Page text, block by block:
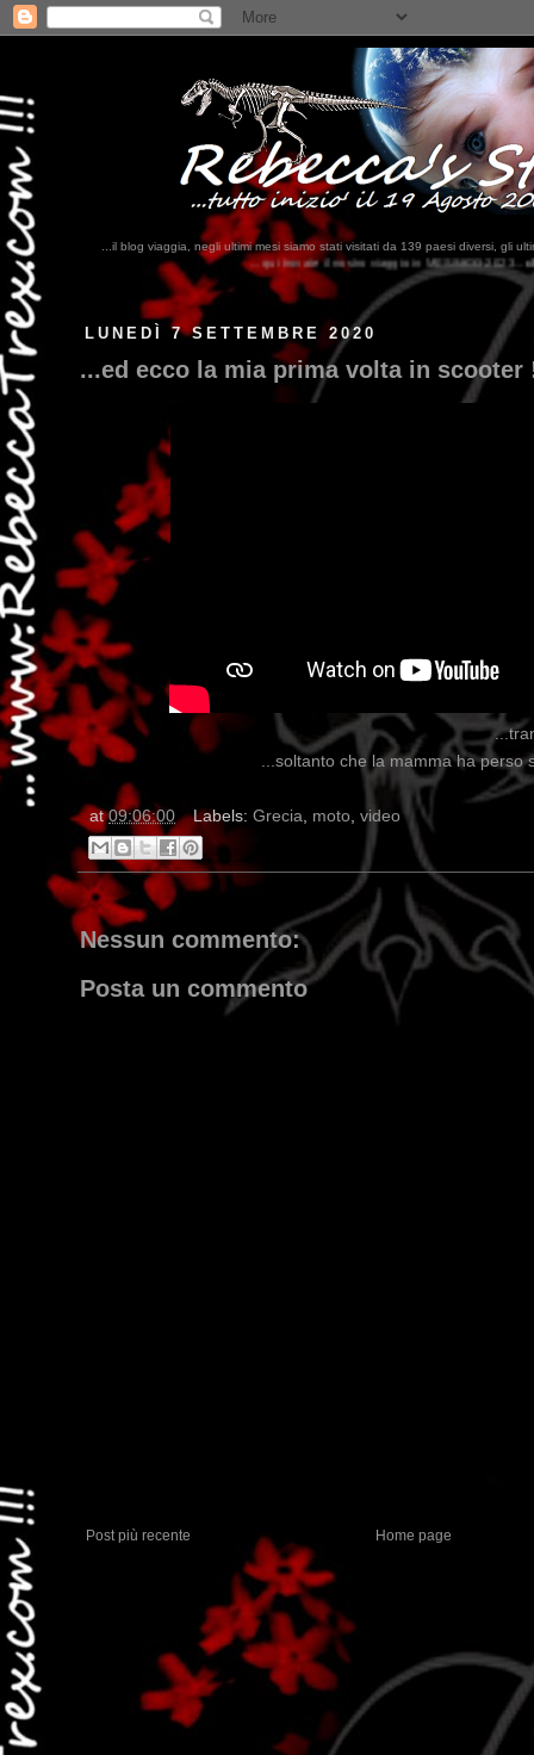
...il blog viaggia, negli ultimi mesi siamo stati visitati da 139 paesi diversi, gli
...qui trovate il nostro viaggio in MESSICO 2023...clikka qui !!!
LUNEDÌ 7 SETTEMBRE 2020
...ed ecco la mia prima volta in scooter
...soltanto che la mamma ha
at09:06:00 Labels: Grecia, moto, video
Nessun commento:
Posta un commento
Post più recente Home page